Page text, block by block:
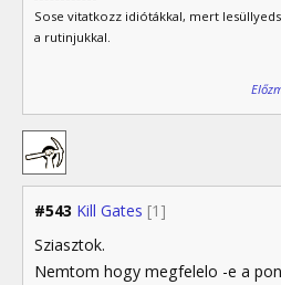
Sose vitatkozz idiótákkal, mert
a rutinjukkal.
#543 Kill Gates [1]
Sziasztok.
Nemtom hogy megfelelo -e a